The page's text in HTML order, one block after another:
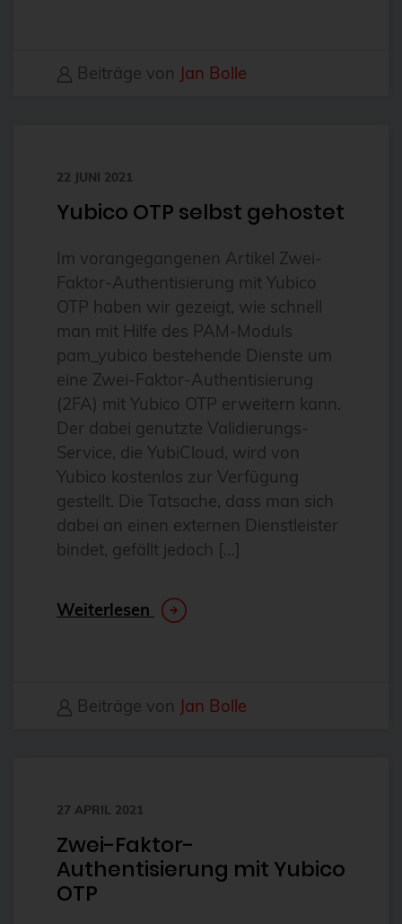
backup
bitnami
BSD
Bug Squashing Party
Buildah
bullseye
busan
buster
cadence
Call for papers
Cassandra
CentOS
Cloud-Optimierung
Cloud-Speicherlösungen
CloudNative
Beiträge von Jan Bolle
22 JUNI 2021
Yubico OTP selbst gehostet
Im vorangegangenen Artikel Zwei-
Faktor-Authentisierung mit Yubico
OTP haben wir gezeigt, wie schnell
man mit Hilfe des PAM-Moduls
pam_yubico bestehende Dienste um
eine Zwei-Faktor-Authentisierung
(2FA) mit Yubico OTP erweitern kann.
Der dabei genutzte Validierungs-
Service, die YubiCloud, wird von
Yubico kostenlos zur Verfügung
gestellt. Die Tatsache, dass man sich
dabei an einen externen Dienstleister
bindet, gefällt jedoch […]
Weiterlesen
Beiträge von Jan Bolle
27 APRIL 2021
Zwei-Faktor-
Authentisierung mit Yubico
OTP